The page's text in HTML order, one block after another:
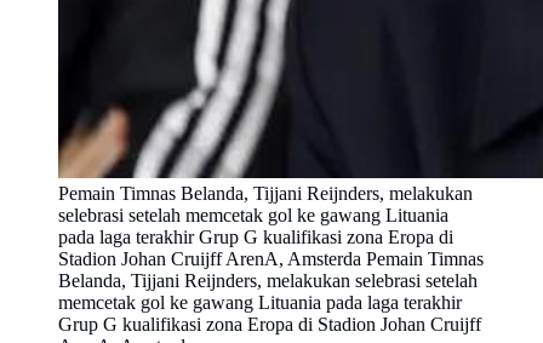
Pemain Timnas Belanda, Tijjani Reijnders, melakukan
selebrasi setelah memcetak gol ke gawang Lituania
pada laga terakhir Grup G kualifikasi zona Eropa di
Stadion Johan Cruijff ArenA, Amsterda Pemain Timnas
Belanda, Tijjani Reijnders, melakukan selebrasi setelah
memcetak gol ke gawang Lituania pada laga terakhir
Grup G kualifikasi zona Eropa di Stadion Johan Cruijff